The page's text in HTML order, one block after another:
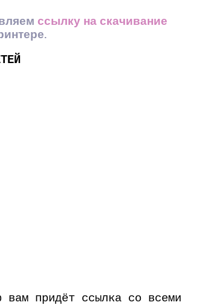
ссылку на скачивание
.
вам придёт ссылка со всеми